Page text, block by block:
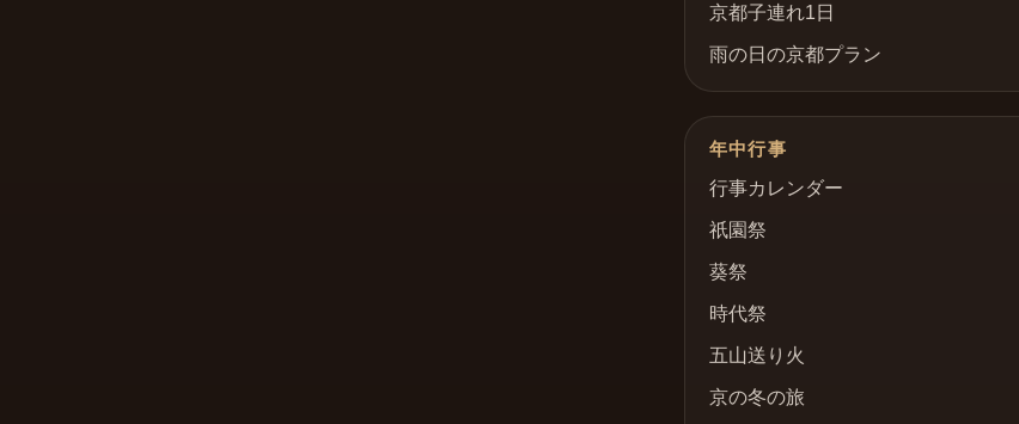
京都子連れ1日
雨の日の京都プラン
年中行事
行事カレンダー
祇園祭
葵祭
時代祭
五山送り火
京の冬の旅